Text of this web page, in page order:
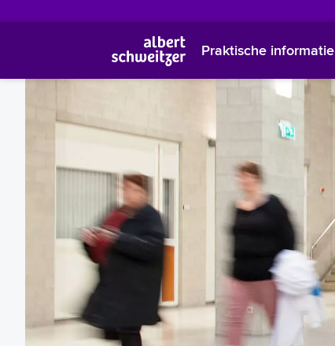
Praktische informatie